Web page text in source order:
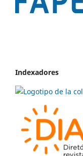
Indexadores